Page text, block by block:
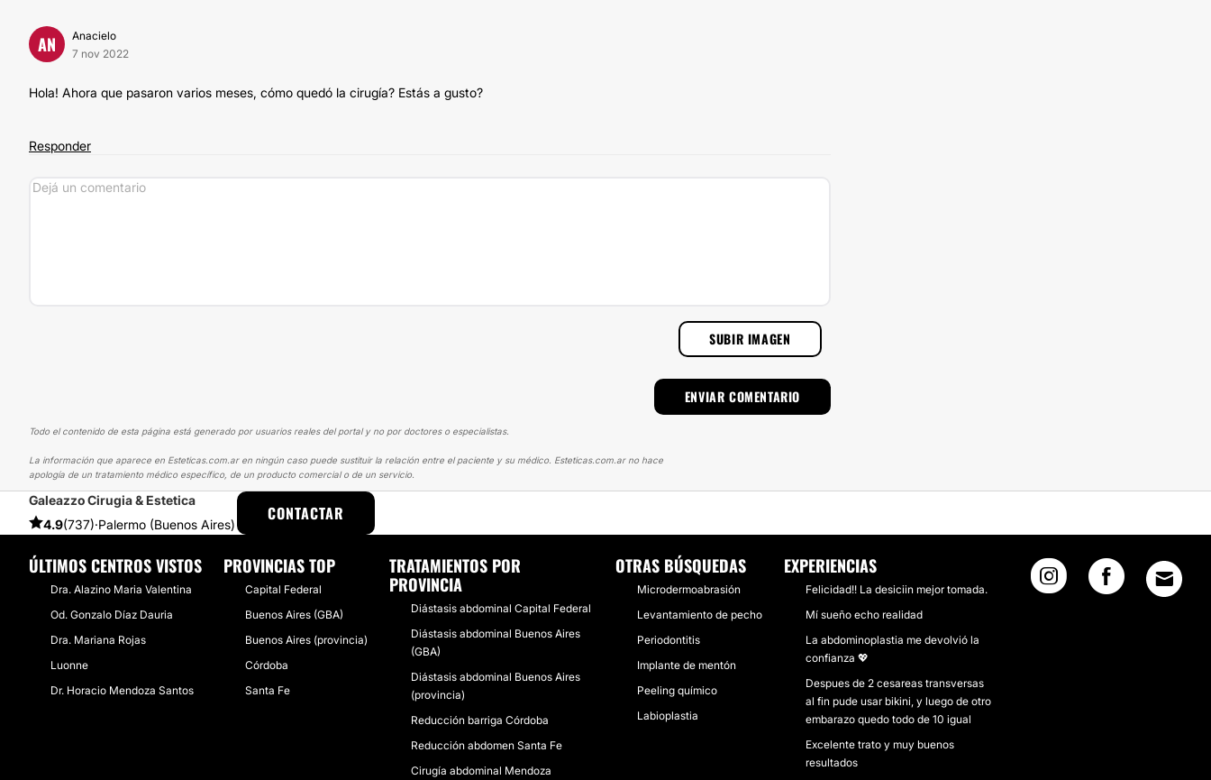
AN
Anacielo
7 nov 2022
Hola! Ahora que pasaron varios meses, cómo quedó la cirugía? Estás a gusto?
Responder
SUBIR IMAGEN
Todo el contenido de esta página está generado por usuarios reales del portal y no por doctores o especialistas.
La información que aparece en Esteticas.com.ar en ningún caso puede sustituir la relación entre el paciente y su médico. Esteticas.com.ar no hace
apología de un tratamiento médico específico, de un producto comercial o de un servicio.
Galeazzo Cirugia & Estetica
4.9(737)·Palermo (Buenos Aires)
CONTACTAR
ESTETICAS EXPERIENCIAS EXPERIENCIAS SOBRE ABDOMINOPLASTÍA
ÚLTIMOS CENTROS VISTOS
Dra. Alazino Maria Valentina
Od. Gonzalo Díaz Dauria
Dra. Mariana Rojas
Luonne
Dr. Horacio Mendoza Santos
PROVINCIAS TOP
Capital Federal
Buenos Aires (GBA)
Buenos Aires (provincia)
Córdoba
Santa Fe
TRATAMIENTOS POR
PROVINCIA
Diástasis abdominal Capital Federal
Diástasis abdominal Buenos Aires
(GBA)
Diástasis abdominal Buenos Aires
(provincia)
Reducción barriga Córdoba
Reducción abdomen Santa Fe
Cirugía abdominal Mendoza
OTRAS BÚSQUEDAS
Microdermoabrasión
Levantamiento de pecho
Periodontitis
Implante de mentón
Peeling químico
Labioplastia
EXPERIENCIAS
Felicidad!! La desiciin mejor tomada.
Mí sueño echo realidad
La abdominoplastia me devolvió la
confianza 💖
Despues de 2 cesareas transversas
al fin pude usar bikini, y luego de otro
embarazo quedo todo de 10 igual
Excelente trato y muy buenos
resultados